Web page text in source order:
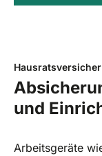
und
Arbeitsgeräte